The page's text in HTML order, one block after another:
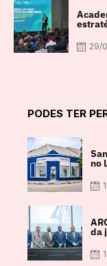
29/
PODES TER
no
da